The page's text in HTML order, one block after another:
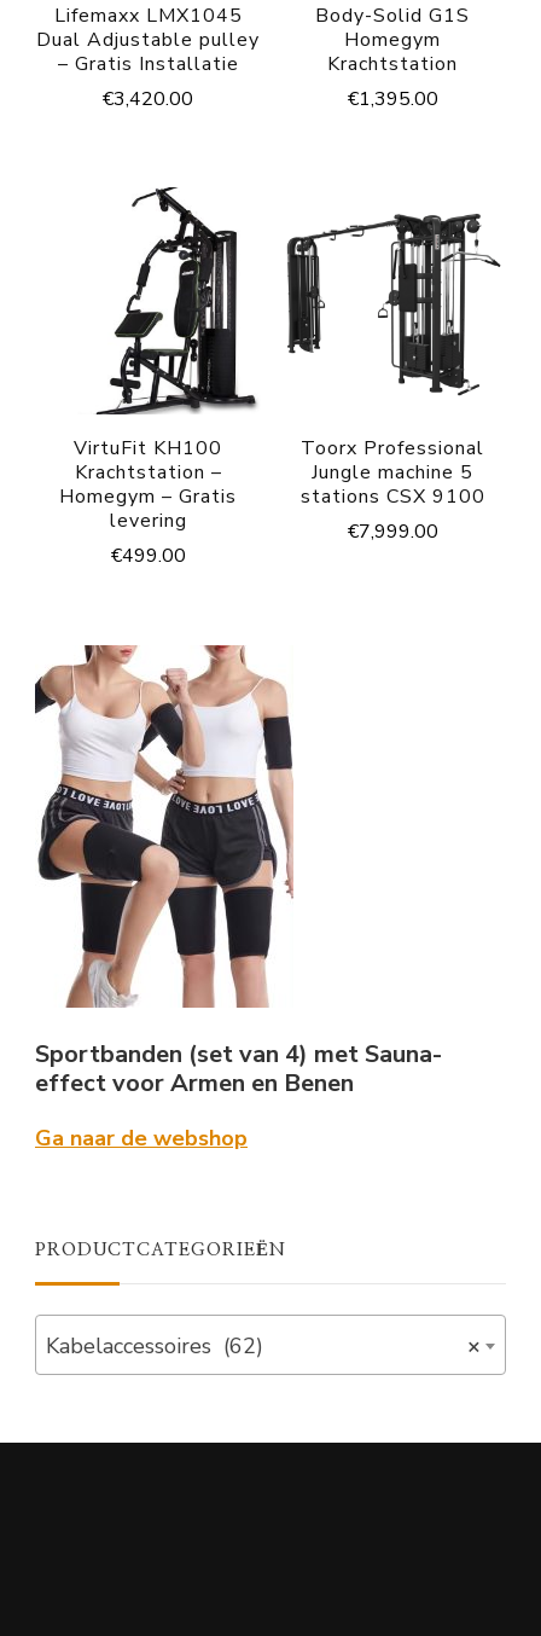
Lifemaxx LMX1045
Dual Adjustable pulley
– Gratis Installatie
€3,420.00
Body-Solid G1S
Homegym
Krachtstation
€1,395.00
VirtuFit KH100
Krachtstation –
Homegym – Gratis
levering
€499.00
Toorx Professional
Jungle machine 5
stations CSX 9100
€7,999.00
Sportbanden (set van 4) met Sauna-
effect voor Armen en Benen
Ga naar de webshop
PRODUCTCATEGORIEËN
×
Kabelaccessoires (62)